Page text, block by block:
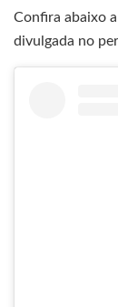
Confira abaixo
divulgada no